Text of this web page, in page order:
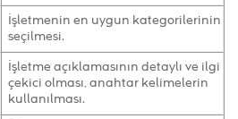
İşletmenin en uygun kategorilerinin
seçilmesi.
İşletme açıklamasının detaylı ve ilgi
çekici olması, anahtar kelimelerin
kullanılması.